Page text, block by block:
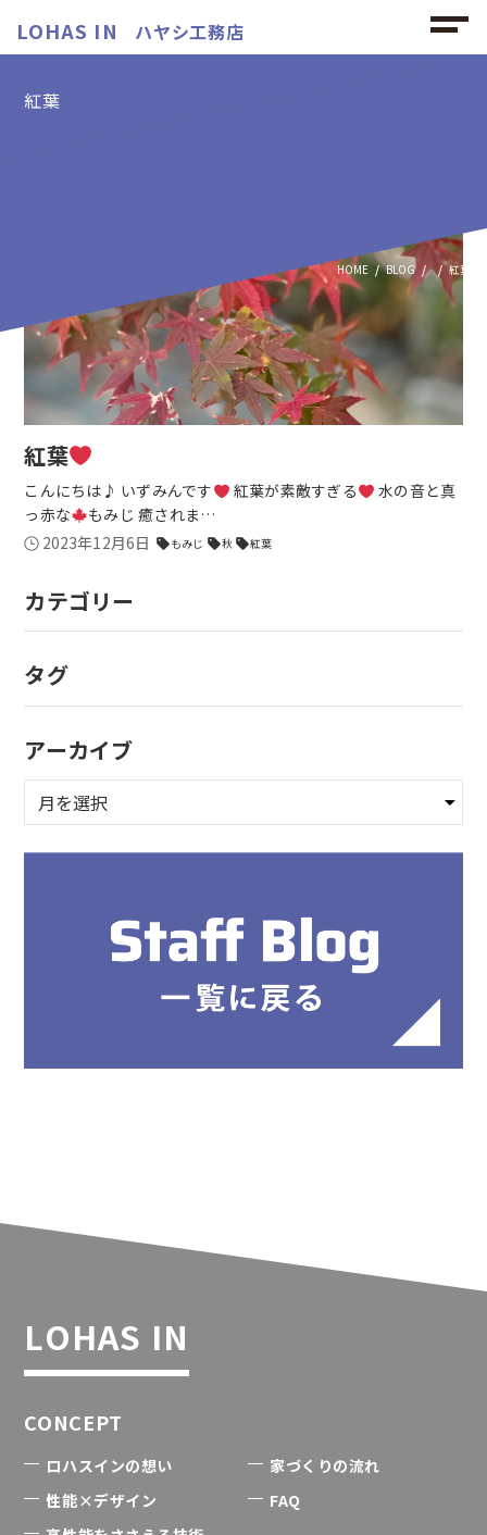
LOHAS IN ハヤシ工務店
紅葉
HOME BLOG 紅葉
紅葉
こんにちは♪ いずみんです 紅葉が素敵すぎる
水の音と真
っ赤な
もみじ 癒されま…
2023年12月6日 sellもみじ sell秋 sell紅葉
カテゴリー
タグ
アーカイブ
LOHAS IN
CONCEPT
ロハスインの想い
性能×デザイン
家づくりの流れ
FAQ